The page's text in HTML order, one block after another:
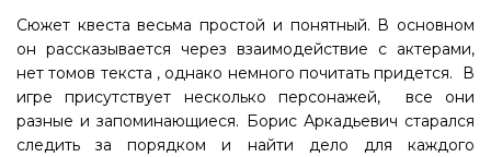
Сюжет квеста весьма простой и понятный. В основном
он рассказывается через взаимодействие с актерами,
нет томов текста , однако немного почитать придется. В
игре присутствует несколько персонажей, все они
разные и запоминающиеся. Борис Аркадьевич старался
следить за порядком и найти дело для каждого